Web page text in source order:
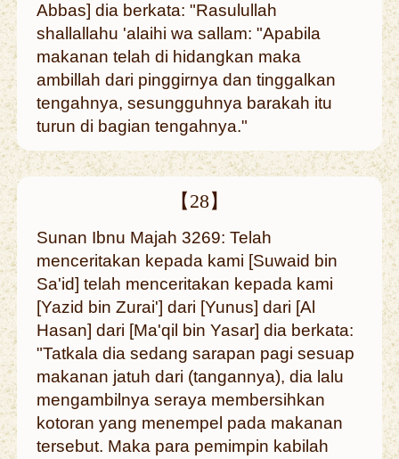
Abbas] dia berkata: "Rasulullah
shallallahu 'alaihi wa sallam: "Apabila
makanan telah di hidangkan maka
ambillah dari pinggirnya dan tinggalkan
tengahnya, sesungguhnya barakah itu
turun di bagian tengahnya."
【28】
Sunan Ibnu Majah 3269: Telah
menceritakan kepada kami [Suwaid bin
Sa'id] telah menceritakan kepada kami
[Yazid bin Zurai'] dari [Yunus] dari [Al
Hasan] dari [Ma'qil bin Yasar] dia berkata:
"Tatkala dia sedang sarapan pagi sesuap
makanan jatuh dari (tangannya), dia lalu
mengambilnya seraya membersihkan
kotoran yang menempel pada makanan
tersebut. Maka para pemimpin kabilah